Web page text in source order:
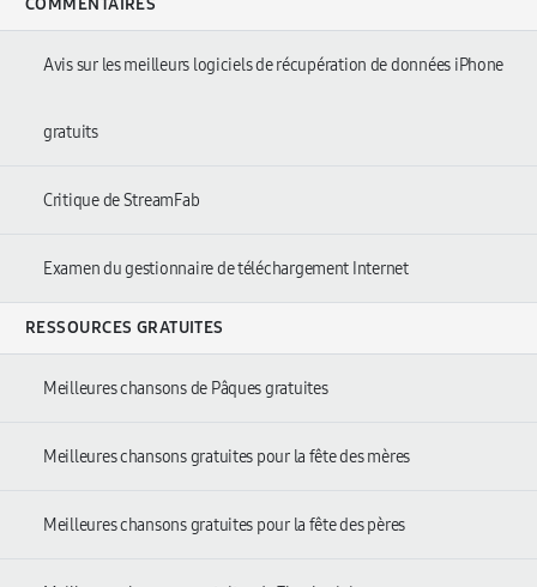
COMMENTAIRES
Avis sur les meilleurs logiciels de récupération de données iPhone
gratuits
Critique de StreamFab
Examen du gestionnaire de téléchargement Internet
RESSOURCES GRATUITES
Meilleures chansons de Pâques gratuites
Meilleures chansons gratuites pour la fête des mères
Meilleures chansons gratuites pour la fête des pères